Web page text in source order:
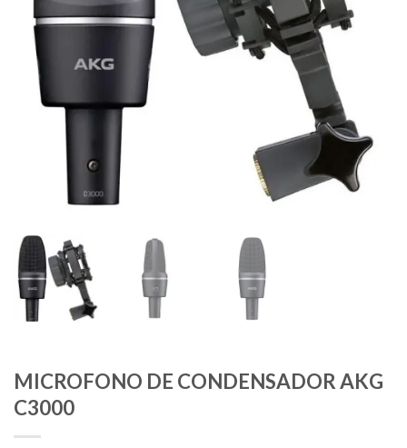
MICROFONO DE CONDENSADOR AKG
C3000